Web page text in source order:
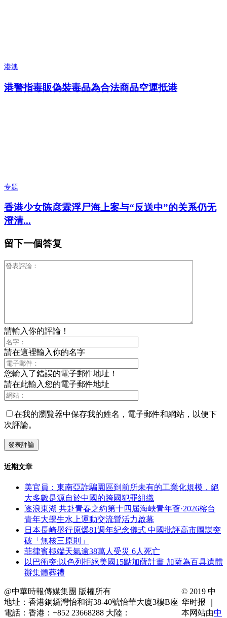
港澳
港警指毒販偽裝毒品為合法商品空運抵港
专题
香港少女陈彦霖浮尸海上案与“反送中”的关系仍无
澄清...
留下一個答复
請輸入你的評論！
請在這裡輸入你的名字
您輸入了錯誤的電子郵件地址！
請在此輸入您的電子郵件地址
在我的瀏覽器中保存我的姓名，電子郵件和網站，以便下
次評論。
近期文章
美官員：東南亞詐騙園區到前所未有的工業化規模，絕
大多數是源自於中國的跨國犯罪組織
逐浪東湖 共赴青春之約第十四屆海峽青年薈·2026榕台
青年大學生水上運動交流營活力啟幕
日本長崎舉行原爆81週年紀念儀式 中國批評高市圖謀突
破「無核三原則」
菲律賓極端天氣逾38萬人受災 6人死亡
以巴衝突:以色列拒絕美國15點加薩計畫 加薩為百具遺體
辦集體葬禮
@中華時報傳媒集團 版權所有
地址：香港銅鑼灣怡和街38-40號怡華大廈3樓B座
電話：香港：+852 23668288 大陸：
© 2019 中
华时报 ｜
本网站由中